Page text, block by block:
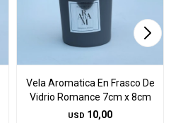
Vela Aromatica En Frasco De
Vidrio Romance 7cm x 8cm
USD 10,00